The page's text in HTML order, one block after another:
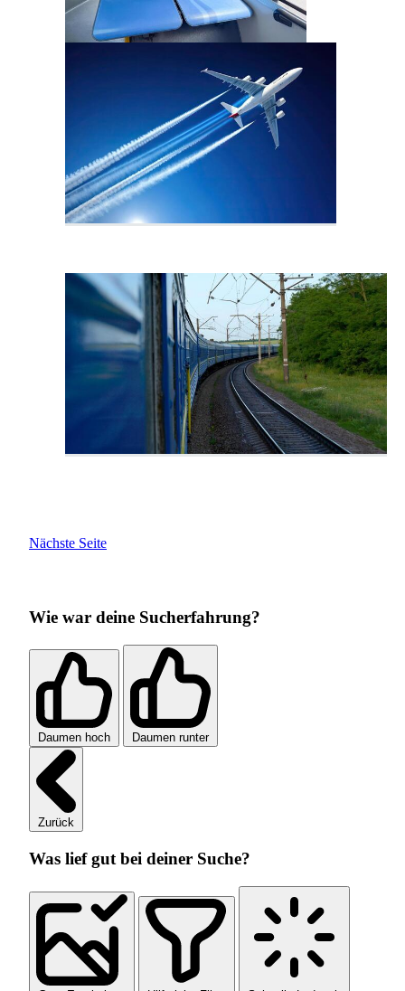
Nächste Seite
Wie war deine Sucherfahrung?
Daumen hoch Daumen runter
Zurück
Was lief gut bei deiner Suche?